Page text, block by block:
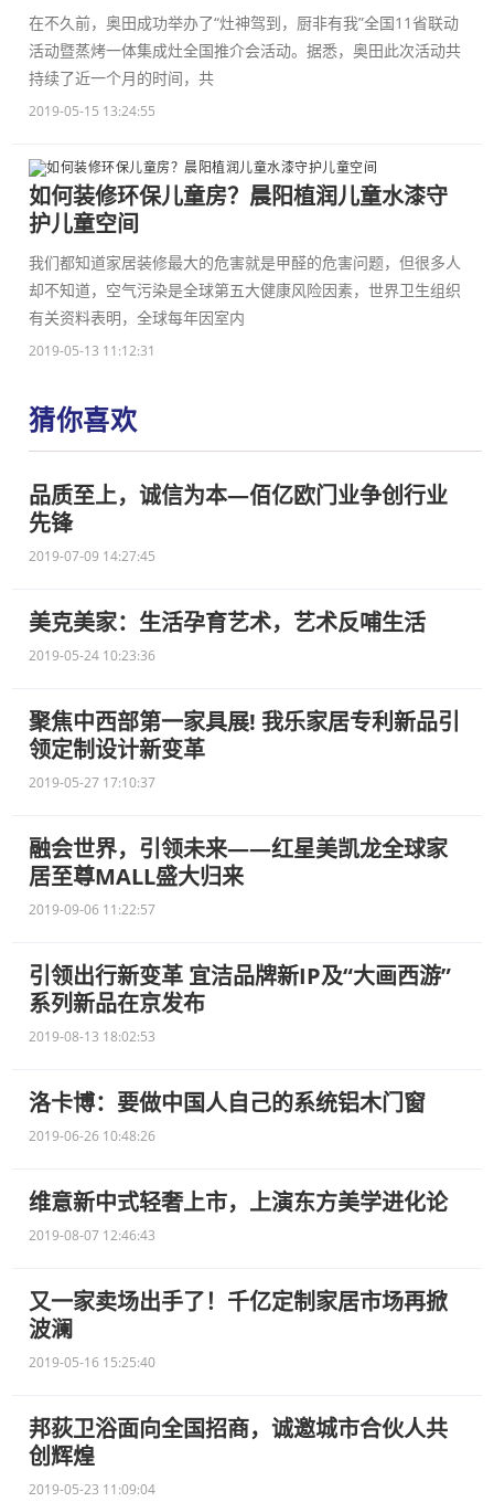
在不久前，奥田成功举办了“灶神驾到，厨非有我”全国11省联动
活动暨蒸烤一体集成灶全国推介会活动。据悉，奥田此次活动共
持续了近一个月的时间，共
2019-05-15 13:24:55
如何装修环保儿童房？晨阳植润儿童水漆守
护儿童空间
我们都知道家居装修最大的危害就是甲醛的危害问题，但很多人
却不知道，空气污染是全球第五大健康风险因素，世界卫生组织
有关资料表明，全球每年因室内
2019-05-13 11:12:31
猜你喜欢
品质至上，诚信为本—佰亿欧门业争创行业
先锋
2019-07-09 14:27:45
美克美家：生活孕育艺术，艺术反哺生活
2019-05-24 10:23:36
聚焦中西部第一家具展! 我乐家居专利新品引
领定制设计新变革
2019-05-27 17:10:37
融会世界，引领未来——红星美凯龙全球家
居至尊MALL盛大归来
2019-09-06 11:22:57
引领出行新变革 宜洁品牌新IP及“大画西游”
系列新品在京发布
2019-08-13 18:02:53
洛卡博：要做中国人自己的系统铝木门窗
2019-06-26 10:48:26
维意新中式轻奢上市，上演东方美学进化论
2019-08-07 12:46:43
又一家卖场出手了！千亿定制家居市场再掀
波澜
2019-05-16 15:25:40
邦荻卫浴面向全国招商，诚邀城市合伙人共
创辉煌
2019-05-23 11:09:04